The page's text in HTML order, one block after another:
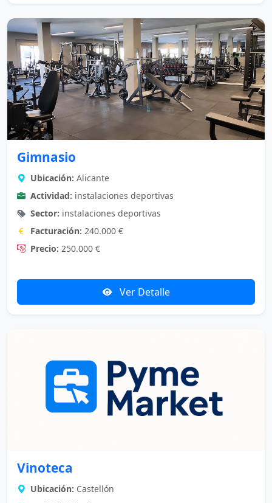
Gimnasio
Ubicación: Alicante
Actividad: instalaciones deportivas
Sector: instalaciones deportivas
Facturación: 240.000 €
Precio: 250.000 €
Ver Detalle
Vinoteca
Ubicación: Castellón